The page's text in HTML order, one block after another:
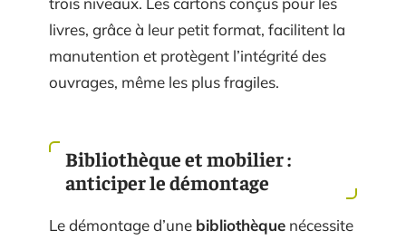
livres, grâce à leur petit format, facilitent la
manutention et protègent l’intégrité des
ouvrages, même les plus fragiles.
Bibliothèque et mobilier :
anticiper le démontage
Le démontage d’une bibliothèque nécessite